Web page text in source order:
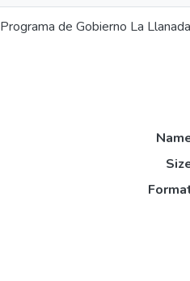
Programa de Gobierno La